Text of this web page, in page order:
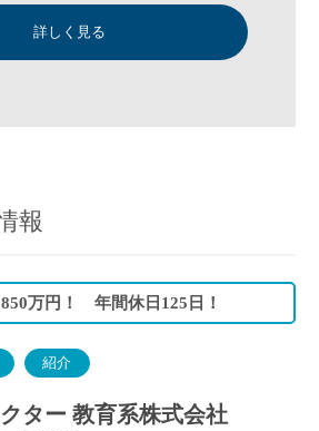
詳しく見る
報
万円！ 年間休日125日！
紹介
ター 教育系株式会社